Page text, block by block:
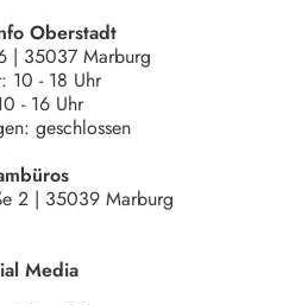
Oberstadt
| 35037 Marburg
10 - 18 Uhr
- 16 Uhr
geschlossen
2 | 35039 Marburg
Media